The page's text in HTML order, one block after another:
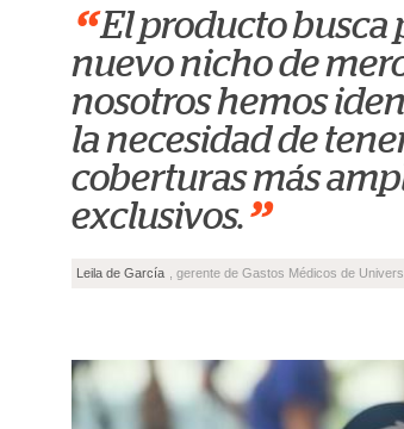
“ El producto busca
nuevo nicho de
nosotros hemos
la necesidad de
coberturas más
exclusivos.”
Leila de García , gerente de Gastos Médicos de